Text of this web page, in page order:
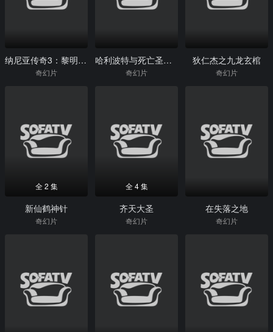
纳尼亚传奇3：黎明踏浪号
奇幻片
哈利波特与死亡圣器(下)
奇幻片
狄仁杰之九龙玄棺
奇幻片
全 2 集
新仙鹤神针
奇幻片
全 4 集
齐天大圣
奇幻片
在失落之地
奇幻片